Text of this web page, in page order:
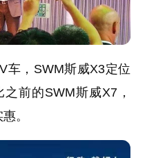
车，SWM斯威X3定位
前的SWM斯威X7，
。